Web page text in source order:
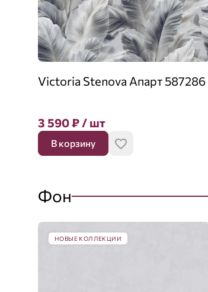
Victoria Stenova Апарт 587286
3 590₽/ шт
В корзину
Фон
НОВЫЕ КОЛЛЕКЦИИ